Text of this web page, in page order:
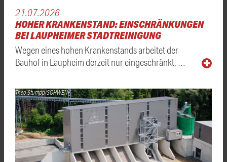
21.07.2026
HOHER KRANKENSTAND: EINSCHRÄNKUNGEN
BEI LAUPHEIMER STADTREINIGUNG
Wegen eines hohen Krankenstands arbeitet der
Bauhof in Laupheim derzeit nur eingeschränkt. …
Theo Stumpp/SCHWENK